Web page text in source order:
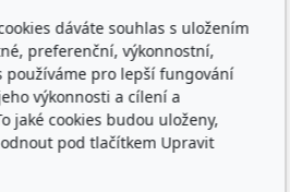
rozměru
dáváte souhlas s uložením
preferenční, výkonnostní,
používáme pro lepší fungování
výkonnosti a cílení a
jaké cookies budou uloženy,
pod tlačítkem Upravit